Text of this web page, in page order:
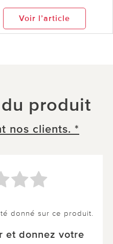
Voir l’article
produit
nos clients. *
donné sur ce produit.
et donnez votre